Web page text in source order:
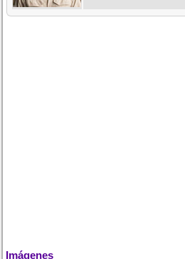
Imágenes